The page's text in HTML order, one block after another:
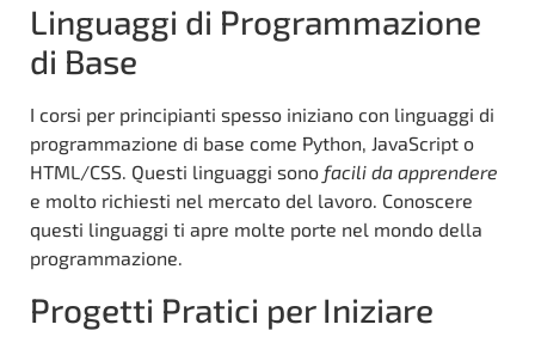
Linguaggi di Programmazione
di Base
I corsi per principianti spesso iniziano con linguaggi di
programmazione di base come Python, JavaScript o
HTML/CSS. Questi linguaggi sono facili da apprendere
e molto richiesti nel mercato del lavoro. Conoscere
questi linguaggi ti apre molte porte nel mondo della
programmazione.
Progetti Pratici per Iniziare